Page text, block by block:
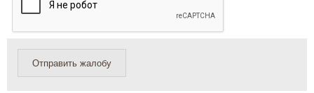
Отправить жалобу